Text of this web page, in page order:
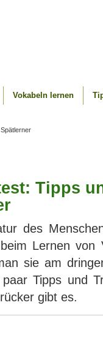
Vokabeln lernen
Tipps
des
Lernen von
sie am
Tipps und
gibt es.